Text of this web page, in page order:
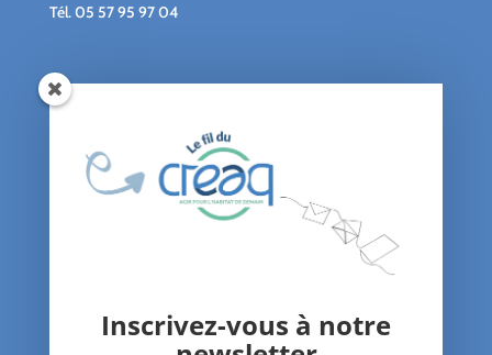
Tél.05 57 95 97 04
Qui sommes-nous ?
Agenda
Inscrivez-vous à notre